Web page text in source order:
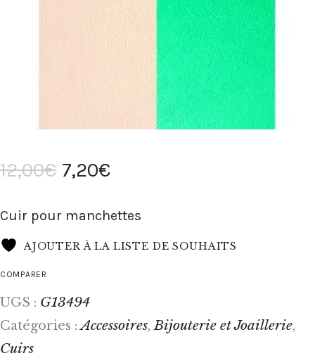
12,00€ 7,20€
Cuir pour manchettes
AJOUTER À LA LISTE DE SOUHAITS
COMPARER
UGS : G13494
Catégories :Accessoires,Bijouterie et Joaillerie,
Cuirs